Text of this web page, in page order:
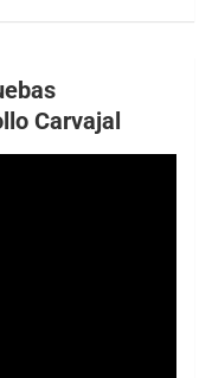
Carvajal